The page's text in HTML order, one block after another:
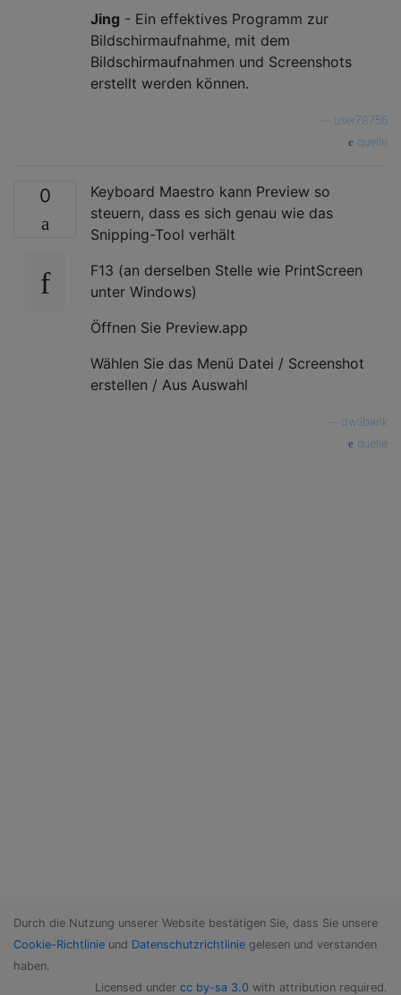
Jing - Ein effektives Programm zur
Bildschirmaufnahme, mit dem
Bildschirmaufnahmen und Screenshots
erstellt werden können.
user78756
quelle
0
Keyboard Maestro kann Preview so
steuern, dass es sich genau wie das
Snipping-Tool verhält
F13 (an derselben Stelle wie PrintScreen
unter Windows)
Öffnen Sie Preview.app
Wählen Sie das Menü Datei / Screenshot
erstellen / Aus Auswahl
dwilbank
quelle
Durch die Nutzung unserer Website bestätigen Sie, dass Sie unsere
Cookie-Richtlinie und Datenschutzrichtlinie gelesen und verstanden
haben.
Licensed under cc by-sa 3.0 with attribution required.